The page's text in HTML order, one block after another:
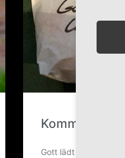
Kommt her!
Gott lädt ein. Wie ein